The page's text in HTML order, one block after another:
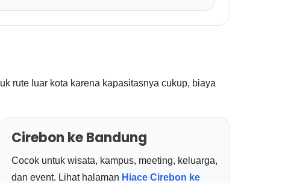
rute luar kota karena kapasitasnya cukup, biaya
Cirebon ke Bandung
Cocok untuk wisata, kampus, meeting, keluarga,
dan event. Lihat halaman Hiace Cirebon ke